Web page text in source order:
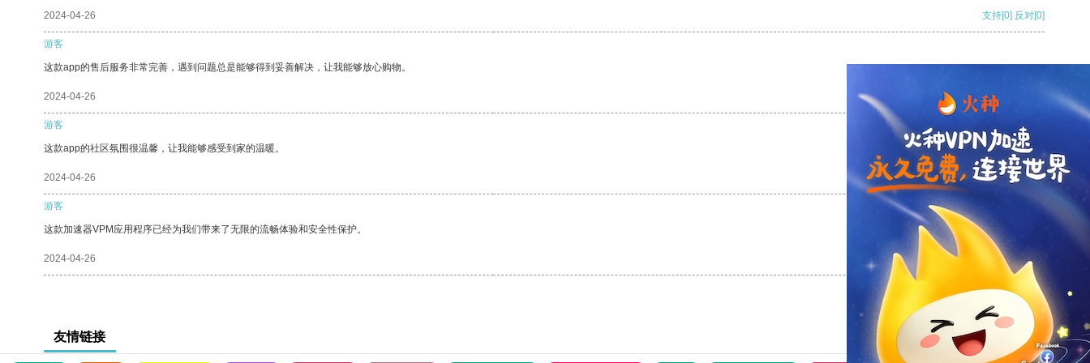
2024-04-26 支持[0] 反对[0]
游客
这款app的售后服务非常完善，遇到问题总是能够得到妥善解决，让我能够放心购物。
2024-04-26 支持
游客
这款app的社区氛围很温馨，让我能够感受到家的温暖。
2024-04-26 支持[0] 反对[0]
游客
这款加速器VPM应用程序已经为我们带来了无限的流畅体验和安全性保护。
2024-04-26 支持[0] 反对[0]
友情链接